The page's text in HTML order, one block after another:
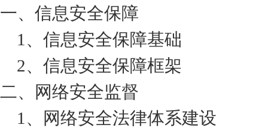
一、信息安全保障
1、信息安全保障基础
2、信息安全保障框架
二、网络安全监督
1、网络安全法律体系建设